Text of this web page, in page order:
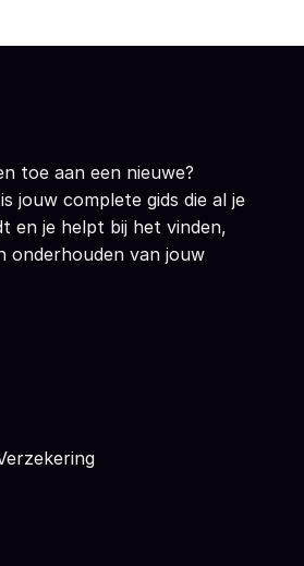
toe aan een nieuwe?
jouw complete gids die al je
en je helpt bij het vinden,
onderhouden van jouw